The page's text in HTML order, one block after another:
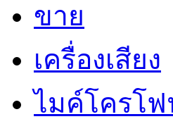
ขาย
เครื่องเสียง
ไมค์โครโ